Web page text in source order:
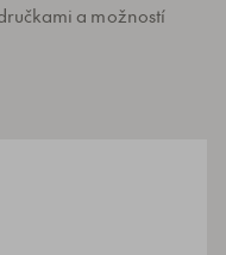
a možností